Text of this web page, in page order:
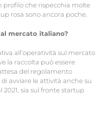
profilo che rispecchia molte
rosa sono ancora poche.
mercato italiano?
all’operatività sul mercato
la raccolta può essere
del regolamento
avviare le attività anche su
sia sul fronte startup